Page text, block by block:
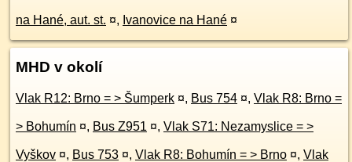
na Hané, aut. st. ¤, Ivanovice na Hané ¤
MHD v okolí
Vlak R12: Brno = > Šumperk ¤, Bus 754 ¤, Vlak R8: Brno =
> Bohumín ¤, Bus Z951 ¤, Vlak S71: Nezamyslice = >
Vyškov ¤, Bus 753 ¤, Vlak R8: Bohumín = > Brno ¤, Vlak